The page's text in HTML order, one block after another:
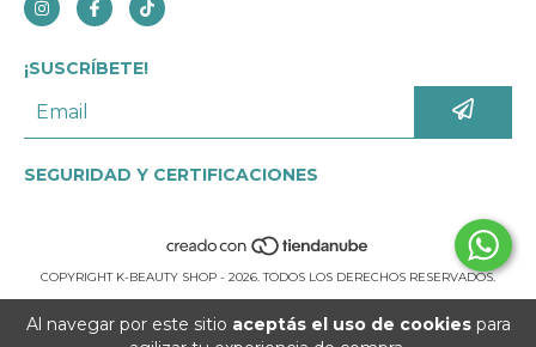
Al navegar por este sitio aceptás el uso de cookiespara
¡SUSCRÍBETE!
SEGURIDAD Y CERTIFICACIONES
COPYRIGHT K-BEAUTY SHOP - 2026. TODOS LOS DERECHOS RESERVADOS.